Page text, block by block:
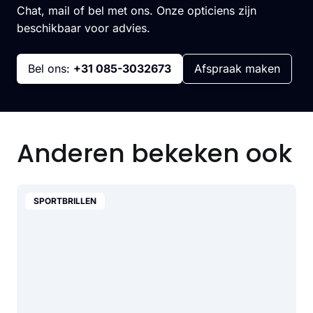
Chat, mail of bel met ons. Onze opticiens zijn
beschikbaar voor advies.
Bel ons: +31 085-3032673 Afspraak maken
Anderen bekeken ook
SPORTBRILLEN